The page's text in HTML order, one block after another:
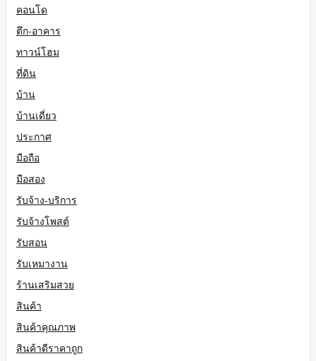
คอนโด
ตึก-อาคาร
ทาวน์โฮม
ที่ดิน
บ้าน
บ้านเดี่ยว
ประกาศ
มือถือ
มือสอง
รับจ้าง-บริการ
รับจ้างโพสต์
รับสอน
รับเหมางาน
ร้านเสริมสวย
สินค้า
สินค้าคุณภาพ
สินค้าดีราคาถูก